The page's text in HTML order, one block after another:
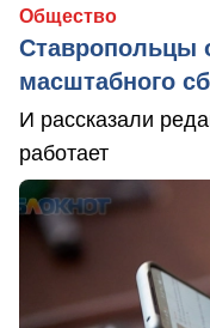
Общество
Ставропольцы
масштабного
И рассказали
работает